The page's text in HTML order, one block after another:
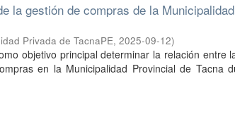
la gestión de compras de la
Privada de TacnaPE,2025-09-12)
objetivo principal determinar la relación entre
en la Municipalidad Provincial de Tacna